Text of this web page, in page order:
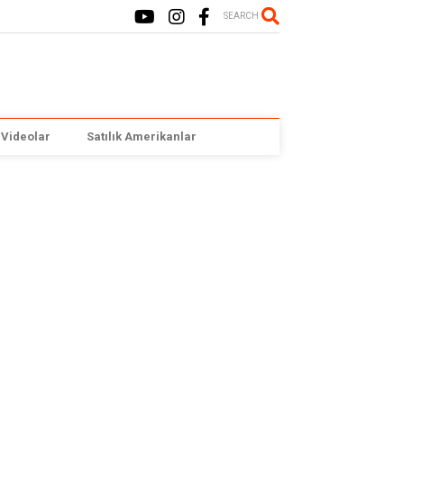
SEARCH
Videolar Satılık Amerikanlar